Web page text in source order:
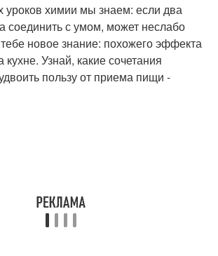
химии мы знаем: если два
соединить с умом, может неслабо
новое знание: похожего эффекта
Узнай, какие сочетания
пользу от приема пищи -